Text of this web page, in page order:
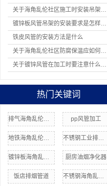
关于海角乱伦社区施工时安装吊架有哪8项规定
镀锌板风管吊架的安装要求是怎样的？
铁皮风管的安装方法是什么
关于海角乱伦社区防腐保温应如何操作
关于镀锌风管在加工时要注意什么问题
热门关键词
pp风管加工
厨房油烟净化器
饭店排烟管道